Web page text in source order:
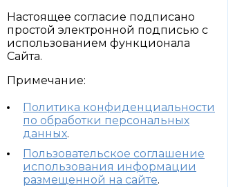
Настоящее согласие подписано
простой электронной подписью с
использованием функционала
Сайта.
Примечание:
Политика конфиденциальности
по обработки персональных
данных.
Пользовательское соглашение
использования информации
размещенной на сайте.